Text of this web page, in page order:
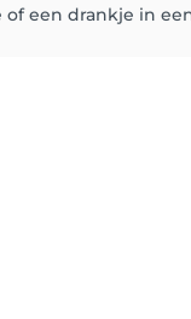
een drankje in